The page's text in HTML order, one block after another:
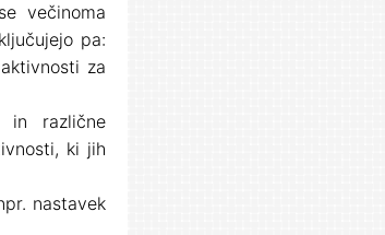
večinoma
pa:
za
in različne
ki jih
nastavek